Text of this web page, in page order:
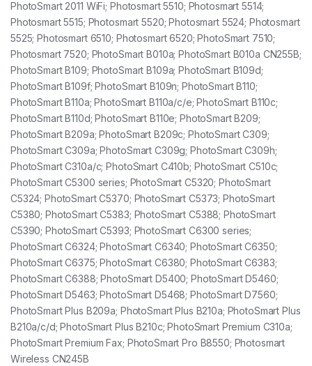
PhotoSmart 2011 WiFi; Photosmart 5510; Photosmart 5514;
Photosmart 5515; Photosmart 5520; Photosmart 5524; Photosmart
5525; Photosmart 6510; Photosmart 6520; PhotoSmart 7510;
Photosmart 7520; PhotoSmart B010a; PhotoSmart B010a CN255B;
PhotoSmart B109; PhotoSmart B109a; PhotoSmart B109d;
PhotoSmart B109f; PhotoSmart B109n; PhotoSmart B110;
PhotoSmart B110a; PhotoSmart B110a/c/e; PhotoSmart B110c;
PhotoSmart B110d; PhotoSmart B110e; PhotoSmart B209;
PhotoSmart B209a; PhotoSmart B209c; PhotoSmart C309;
PhotoSmart C309a; PhotoSmart C309g; PhotoSmart C309h;
PhotoSmart C310a/c; PhotoSmart C410b; PhotoSmart C510c;
PhotoSmart C5300 series; PhotoSmart C5320; PhotoSmart
C5324; PhotoSmart C5370; PhotoSmart C5373; PhotoSmart
C5380; PhotoSmart C5383; PhotoSmart C5388; PhotoSmart
C5390; PhotoSmart C5393; PhotoSmart C6300 series;
PhotoSmart C6324; PhotoSmart C6340; PhotoSmart C6350;
PhotoSmart C6375; PhotoSmart C6380; PhotoSmart C6383;
PhotoSmart C6388; PhotoSmart D5400; PhotoSmart D5460;
PhotoSmart D5463; PhotoSmart D5468; PhotoSmart D7560;
PhotoSmart Plus B209a; PhotoSmart Plus B210a; PhotoSmart Plus
B210a/c/d; PhotoSmart Plus B210c; PhotoSmart Premium C310a;
PhotoSmart Premium Fax; PhotoSmart Pro B8550; Photosmart
Wireless CN245B